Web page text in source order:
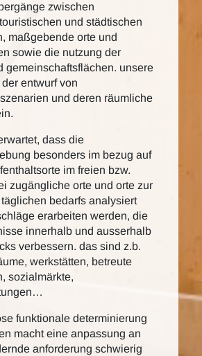
zwischen
und städtischen
maßgebende orte und
sowie die nutzung der
gemeinschaftsflächen. unsere
entwurf von
und deren räumliche
dass die
besonders im bezug auf
im freien bzw.
zugängliche orte und orte zur
bedarfs analysiert
erarbeiten werden, die
innerhalb und ausserhalb
verbessern. das sind z.b.
werkstätten, betreute
sozialmärkte,
funktionale determinierung
macht eine anpassung an
anforderung schwierig